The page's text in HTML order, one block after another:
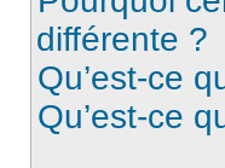
différente ?
Qu’est-ce
Qu’est-ce